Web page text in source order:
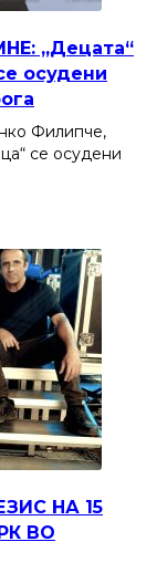
„Децата“
осудени
Филипче,
се осудени
НА 15
ВО